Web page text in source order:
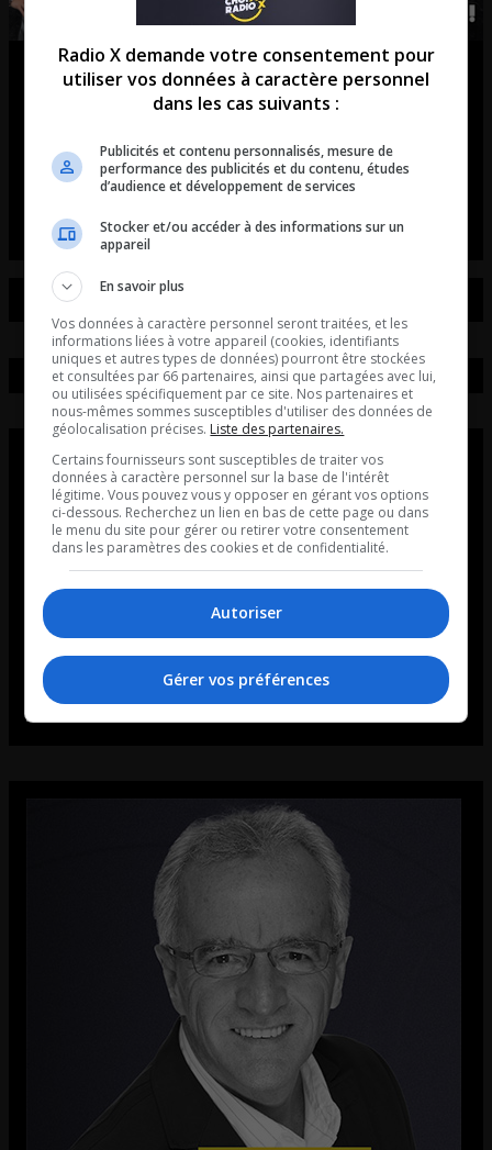
L’introduction | Voyager aux États-
Unis et devenir un traître : les
ravages du délire anti-Trump !
L’introduction du 10 août.
Radio X demande votre consentement pour
utiliser vos données à caractère personnel
dans les cas suivants :
Publicités et contenu personnalisés, mesure de
performance des publicités et du contenu, études
d’audience et développement de services
Stocker et/ou accéder à des informations sur un
appareil
En savoir plus
Vos données à caractère personnel seront traitées, et les
informations liées à votre appareil (cookies, identifiants
uniques et autres types de données) pourront être stockées
et consultées par 66 partenaires, ainsi que partagées avec lui,
ou utilisées spécifiquement par ce site. Nos partenaires et
nous-mêmes sommes susceptibles d'utiliser des données de
géolocalisation précises. Liste des partenaires.
Certains fournisseurs sont susceptibles de traiter vos
données à caractère personnel sur la base de l'intérêt
légitime. Vous pouvez vous y opposer en gérant vos options
ci-dessous. Recherchez un lien en bas de cette page ou dans
le menu du site pour gérer ou retirer votre consentement
dans les paramètres des cookies et de confidentialité.
Autoriser
Gérer vos préférences